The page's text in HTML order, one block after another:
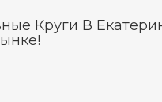
Круги В